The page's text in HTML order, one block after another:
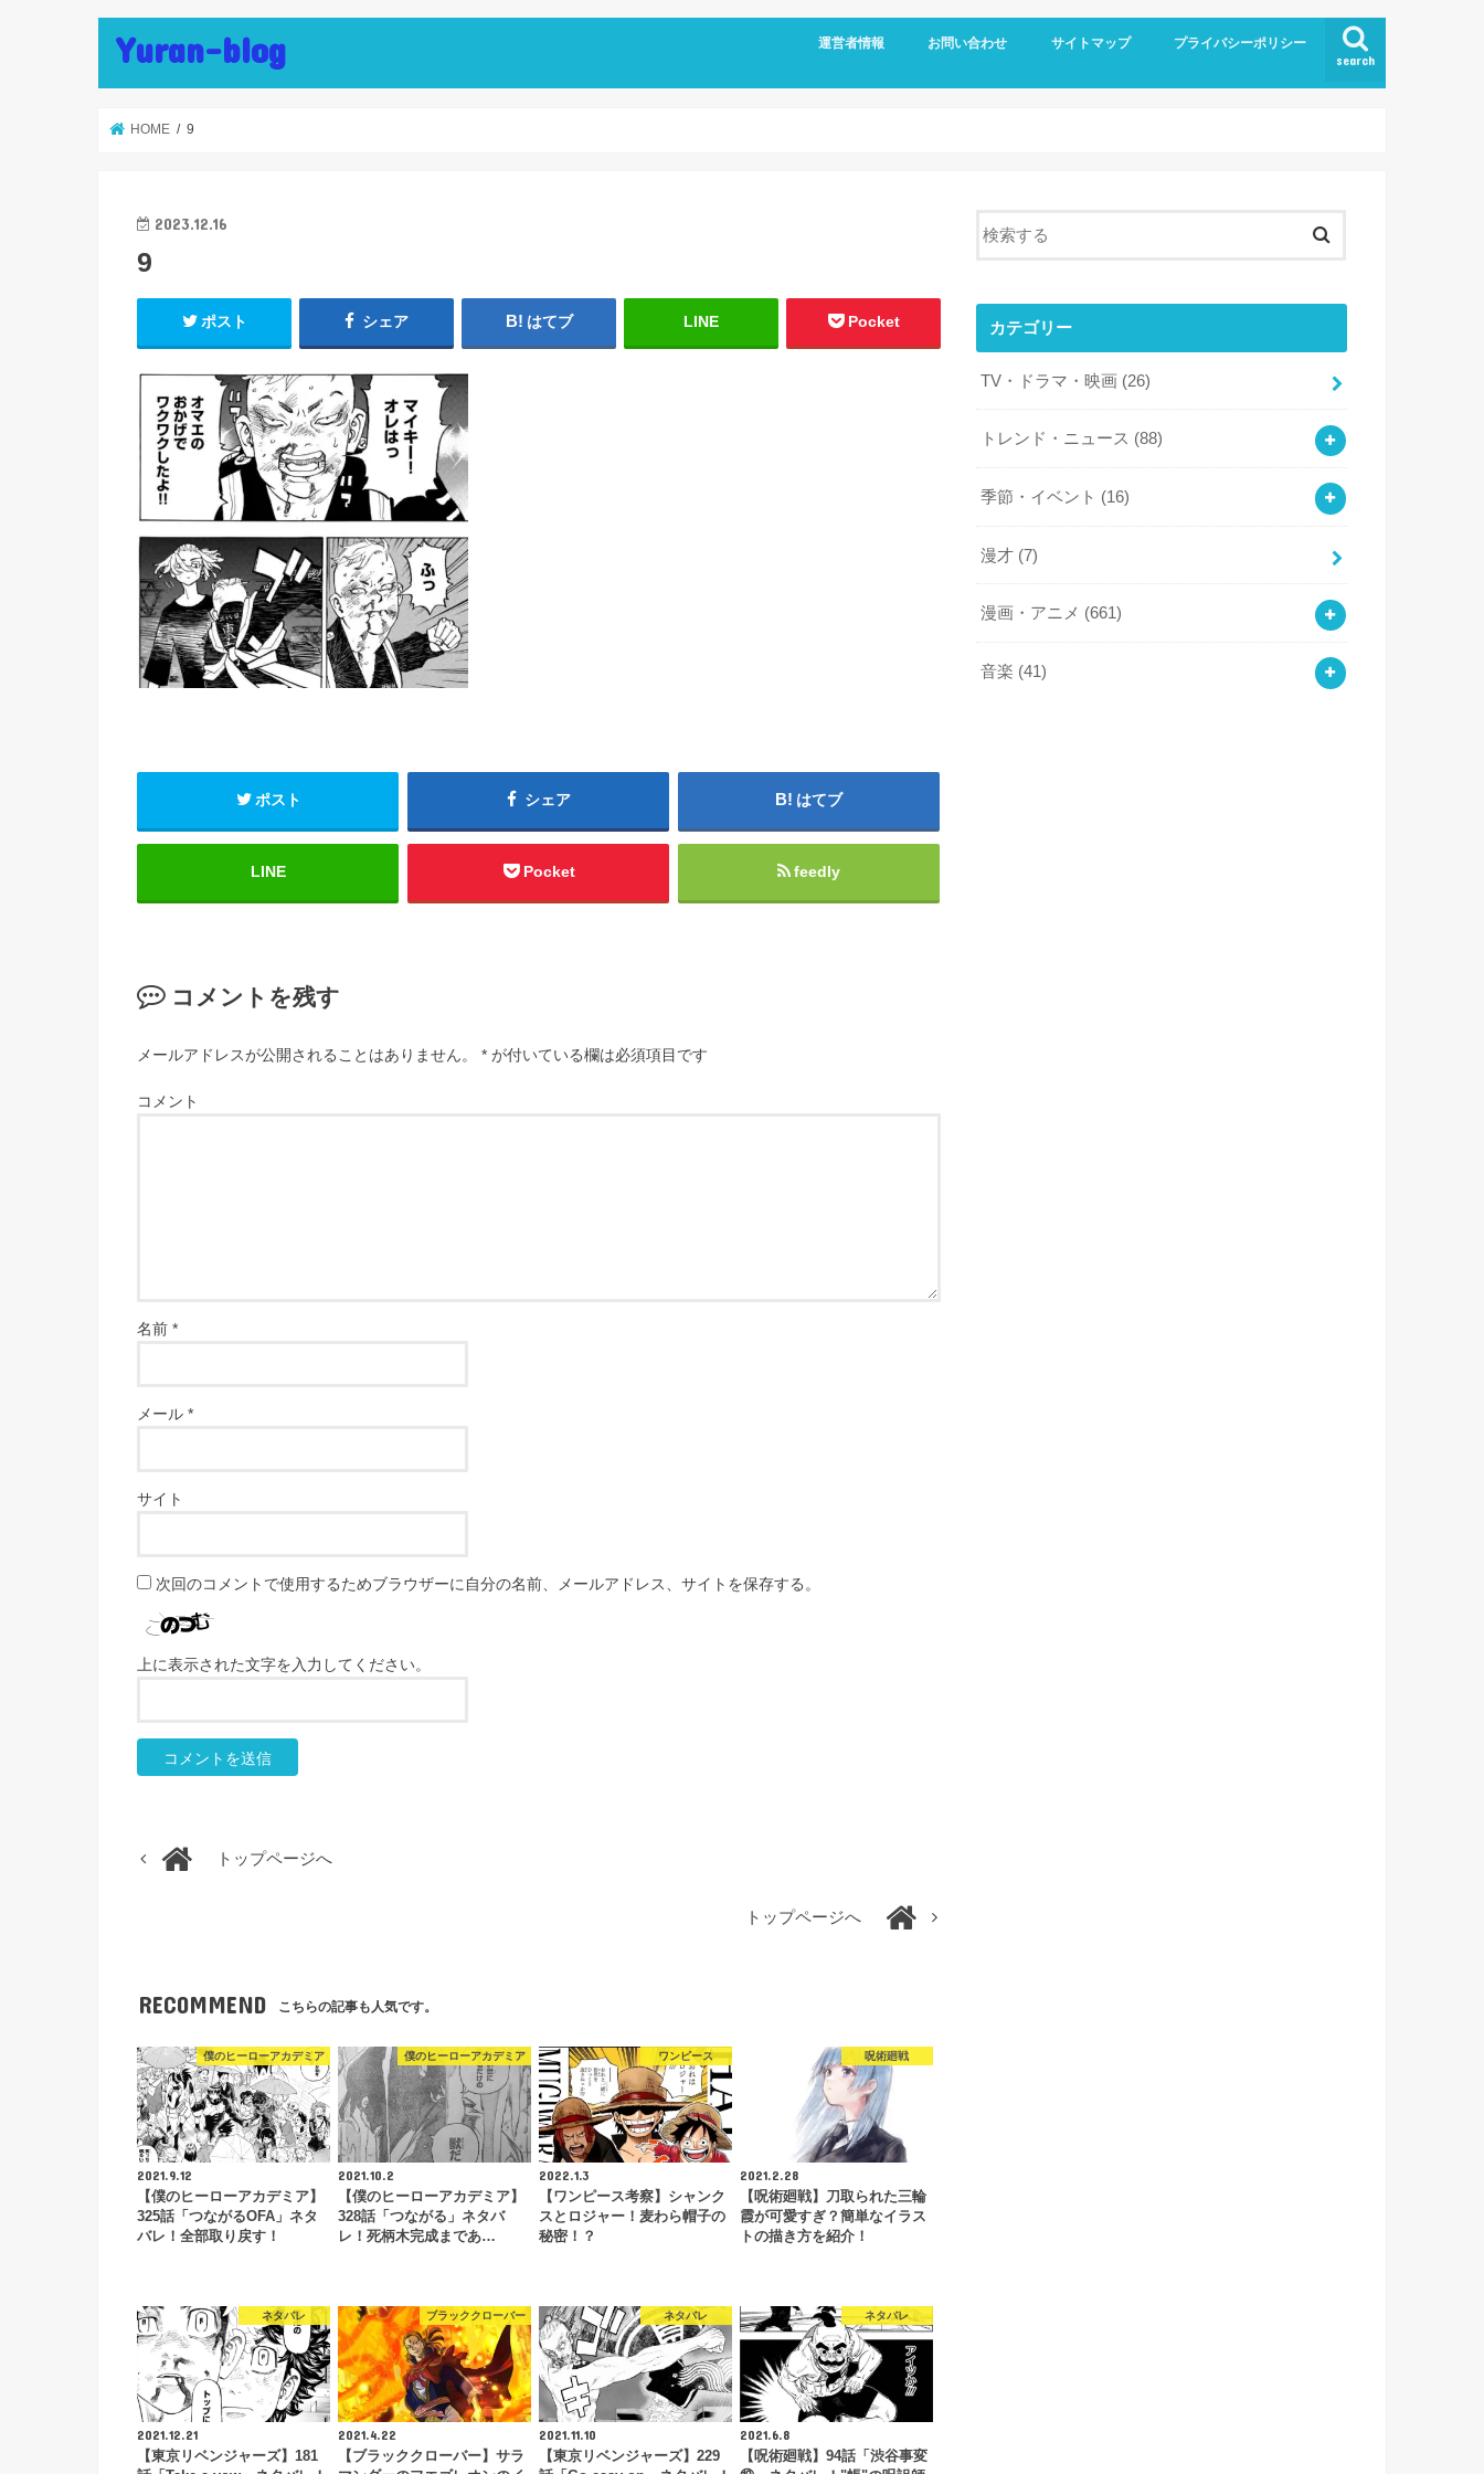
Yuran-blog search
運営者情報 お問い合わせ サイトマップ プライバシーポリシー
HOME 9
2023.12.16
9
ポスト シェア はてブ LINE Pocket
ポスト シェア はてブ
LINE Pocket feedly
コメントを残す
メールアドレスが公開されることはありません。 * が付いている欄は必須項目です
コメント
名前 *
メール *
サイト
次回のコメントで使用するためブラウザーに自分の名前、メールアドレス、サイトを保存する。
上に表示された文字を入力してください。
トップページへ
トップページへ
RECOMMEND こちらの記事も人気です。
僕のヒーローアカデミア
2021.9.12
【僕のヒーローアカデミア】
325話「つながるOFA」ネタ
バレ！全部取り戻す！
僕のヒーローアカデミア
2021.10.2
【僕のヒーローアカデミア】
328話「つながる」ネタバ
レ！死柄木完成まであ…
ワンピース
2022.1.3
【ワンピース考察】シャンク
スとロジャー！麦わら帽子の
秘密！？
呪術廻戦
2021.2.28
【呪術廻戦】刀取られた三輪
霞が可愛すぎ？簡単なイラス
トの描き方を紹介！
ネタバレ
2021.12.21
【東京リベンジャーズ】181
ブラッククローバー
2021.4.22
【ブラッククローバー】サラ
ネタバレ
2021.11.10
【東京リベンジャーズ】229
ネタバレ
2021.6.8
【呪術廻戦】94話「渋谷事変
カテゴリー
TV・ドラマ・映画 (26)
トレンド・ニュース (88)
季節・イベント (16)
漫才 (7)
漫画・アニメ (661)
音楽 (41)